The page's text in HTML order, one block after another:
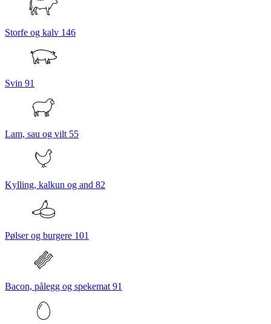
Storfe og kalv 146
Svin 91
Lam, sau og vilt 55
Kylling, kalkun og and 82
Pølser og burgere 101
Bacon, pålegg og spekemat 91